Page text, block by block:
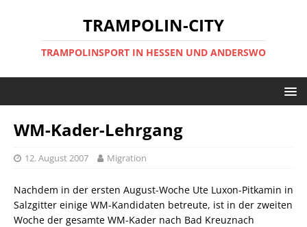
TRAMPOLIN-CITY
TRAMPOLINSPORT IN HESSEN UND ANDERSWO
WM-Kader-Lehrgang
12. August 2007 Migration
Nachdem in der ersten August-Woche Ute Luxon-Pitkamin in
Salzgitter einige WM-Kandidaten betreute, ist in der zweiten
Woche der gesamte WM-Kader nach Bad Kreuznach